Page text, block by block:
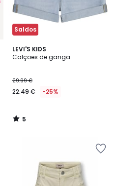
Saldos
LEVI'S KIDS
Calções de ganga
29.99 €
22.49 € -25%
5
/
5
/